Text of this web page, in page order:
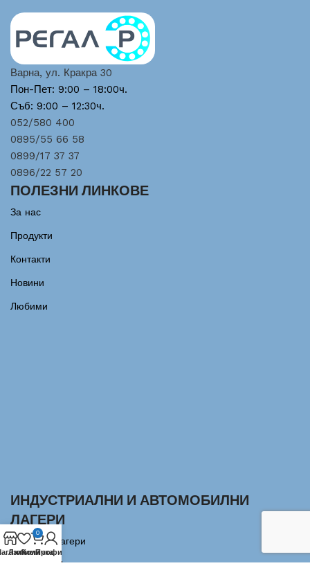
Варна, ул. Кракра 30
Пон-Пет: 9:00 – 18:00ч.
Съб: 9:00 – 12:30ч.
052/580 400
0895/55 66 58
0899/17 37 37
0896/22 57 20
ПОЛЕЗНИ ЛИНКОВЕ
За нас
Продукти
Контакти
Новини
Любими
ИНДУСТРИАЛНИ И АВТОМОБИЛНИ
ЛАГЕРИ
Сачмени лагери
Аксиални Лагери
Любими
0
Количка
Профил